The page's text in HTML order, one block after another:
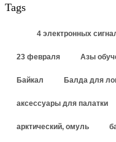
Tags
4 электронных
23 февраля Азы
Байкал Балда для
аксессуары для палатки
арктический, омуль